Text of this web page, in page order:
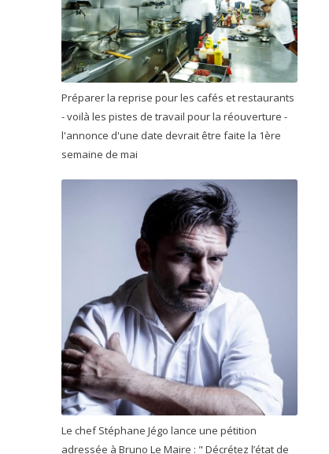
Préparer la reprise pour les cafés et restaurants
- voilà les pistes de travail pour la réouverture -
l'annonce d'une date devrait être faite la 1ère
semaine de mai
Le chef Stéphane Jégo lance une pétition
adressée à Bruno Le Maire : " Décrétez l’état de